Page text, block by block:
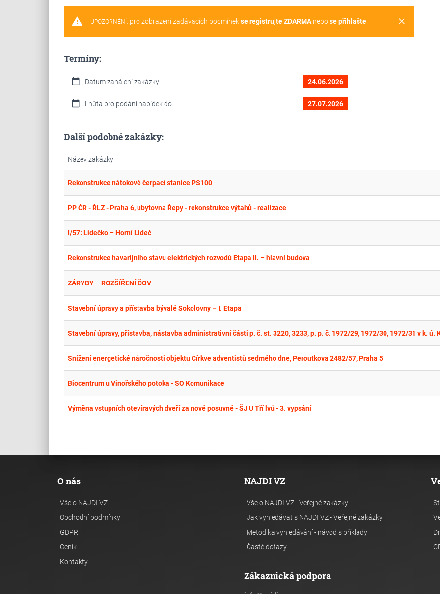
warning clear
UPOZORNĚNÍ: pro zobrazení zadávacích podmínekse registrujte ZDARMAnebose přihlašte.
Termíny:
calendar_today Datum zahájení zakázky: 24.06.2026
calendar_today Lhůta pro podání nabídek do: 27.07.2026
Další podobné zakázky:
Název zakázky
Rekonstrukce nátokové čerpací stanice PS100
PP ČR - ŘLZ - Praha 6, ubytovna Řepy - rekonstrukce výtahů - realizace
I/57: Lidečko – Horní Lideč
Rekonstrukce havarijního stavu elektrických rozvodů Etapa II. – hlavní budova
ZÁRYBY – ROZŠÍŘENÍ ČOV
Stavební úpravy a přístavba bývalé Sokolovny – I. Etapa
Snížení energetické náročnosti objektu Církve adventistů sedmého dne, Peroutkova 2482/57, Praha 5
Biocentrum u Vinořského potoka - SO Komunikace
Výměna vstupních otevíravých dveří za nové posuvné - ŠJ U Tří lvů - 3. vypsání
O nás
Vše o NAJDI VZ
Obchodní podmínky
GDPR
Ceník
Kontakty
NAJDI VZ
Vše o NAJDI VZ - Veřejné zakázky
Jak vyhledávat s NAJDI VZ - Veřejné zakázky
Metodika vyhledávání - návod s příklady
Časté dotazy
Zákaznická podpora